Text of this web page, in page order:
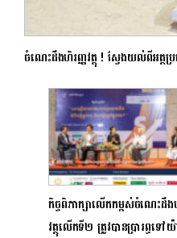
ចំណេះដឹងហិរញ្ញវត្ថុ ! ស្វែងយល់ពីអត្ថប្រ
កិច្ចពិភាក្សាលើកកម្ពស់ចំណេះដឹ
វត្ថុលើកទី២ ត្រូវបានប្រារព្ធទៅ